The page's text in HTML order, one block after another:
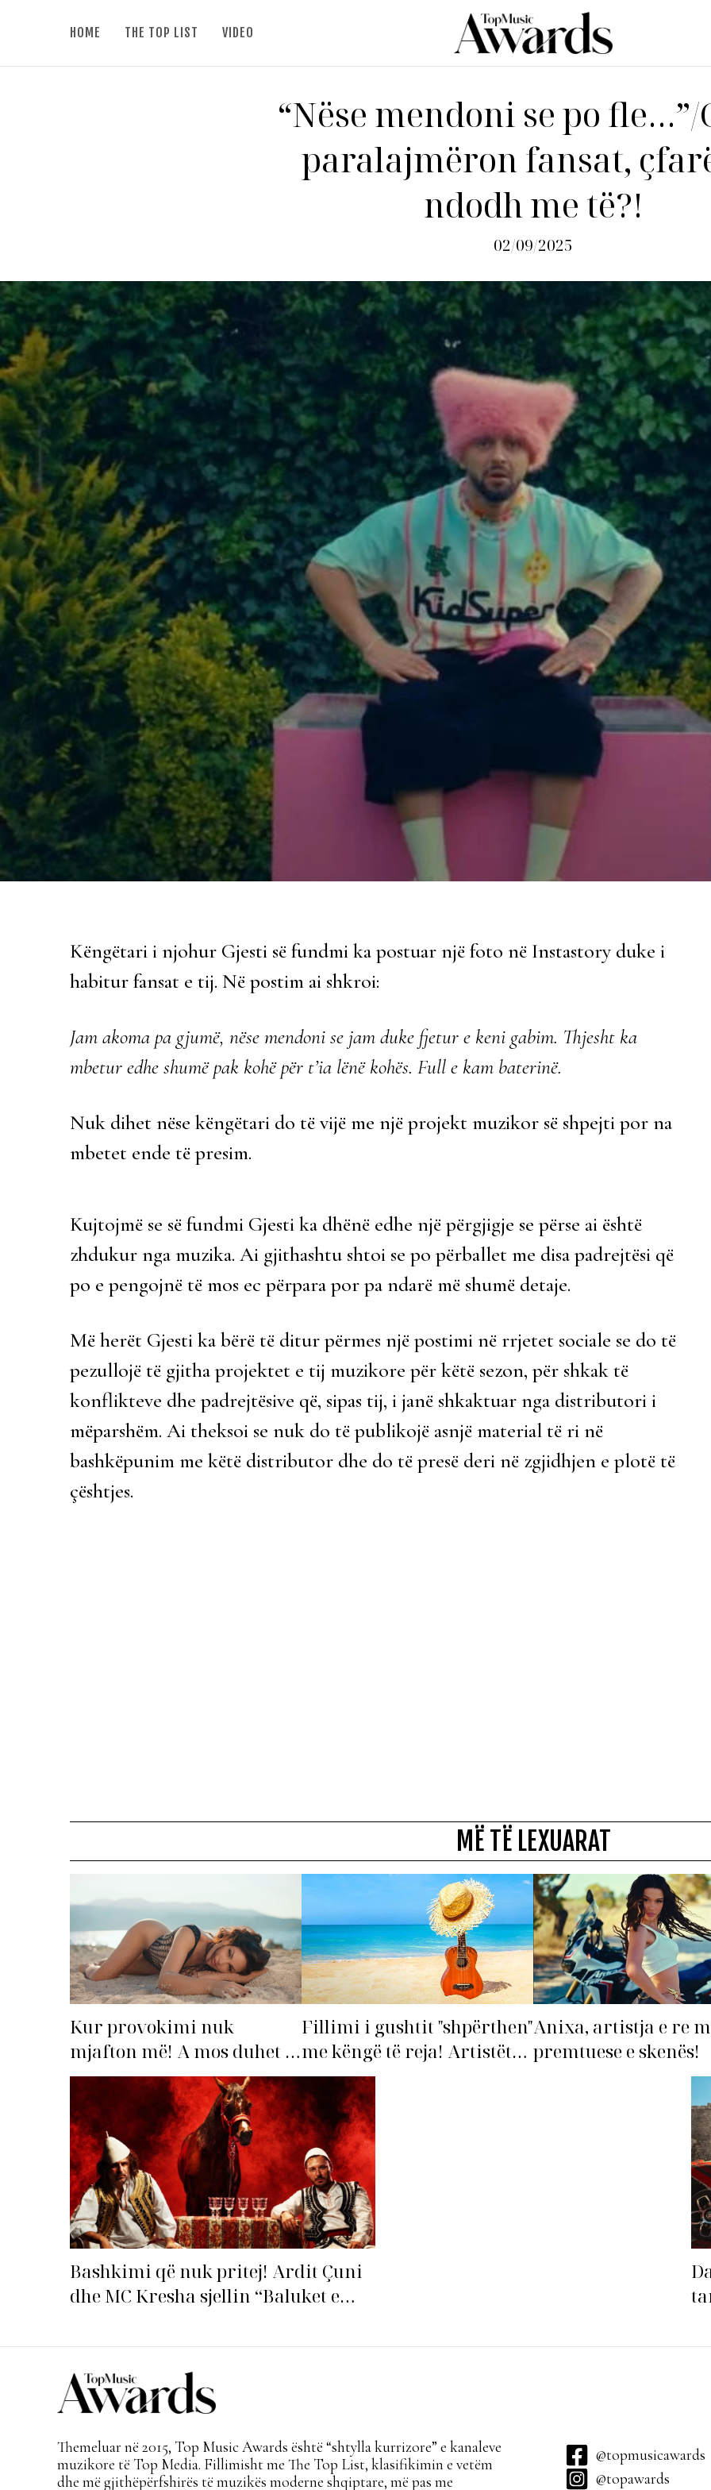
HOME THE TOP LIST VIDEO
“Nëse mendoni se po
paralajmëron fansat,
ndodh me të?!
02/09/2025
Këngëtari i njohur Gjesti së fundmi ka postuar një foto në Instastory duke i
habitur fansat e tij. Në postim ai shkroi:
Jam akoma pa gjumë, nëse mendoni se jam duke fjetur e keni gabim. Thjesht ka
mbetur edhe shumë pak kohë për t’ia lënë kohës. Full e kam baterinë.
Nuk dihet nëse këngëtari do të vijë me një projekt muzikor së shpejti por na
mbetet ende të presim.
Kujtojmë se së fundmi Gjesti ka dhënë edhe një përgjigje se përse ai është
zhdukur nga muzika. Ai gjithashtu shtoi se po përballet me disa padrejtësi që
po e pengojnë të mos ec përpara por pa ndarë më shumë detaje.
Më herët Gjesti ka bërë të ditur përmes një postimi në rrjetet sociale se do të
pezullojë të gjitha projektet e tij muzikore për këtë sezon, për shkak të
konflikteve dhe padrejtësive që, sipas tij, i janë shkaktuar nga distributori i
mëparshëm. Ai theksoi se nuk do të publikojë asnjë material të ri në
bashkëpunim me këtë distributor dhe do të presë deri në zgjidhjen e plotë të
çështjes.
MË TË LEXUARAT
Kur provokimi nuk
mjafton më! A mos duhet të
‘dorëzohet’ Bleona?
Fillimi i gushtit "shpërthen"
me këngë të reja! Artistët
shqiptarë hapin garën për
hitin e verës!
Anixa, artistja e re
premtuese e skenës!
Bashkimi që nuk pritej! Ardit Çuni
dhe MC Kresha sjellin “Baluket e
Themeluar në 2015, Top Music Awards është “shtylla kurrizore” e kanaleve
muzikore të Top Media. Fillimisht me The Top List, klasifikimin e vetëm
dhe më gjithëpërfshirës të muzikës moderne shqiptare, më pas me
@topmusicawards
@topawards